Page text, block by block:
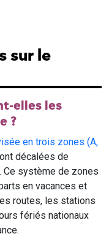
sur le
elles les
?
en trois zones (A,
décalées de
Ce système de zones
en vacances et
routes, les stations
fériés nationaux